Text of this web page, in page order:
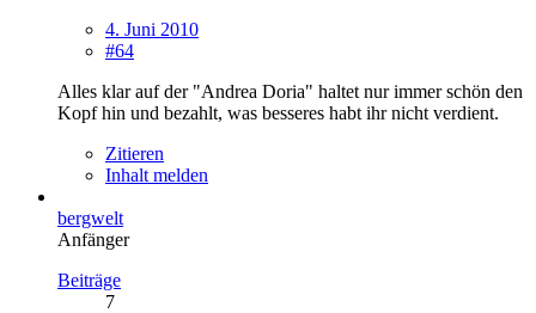
4. Juni 2010
#64
Alles klar auf der "Andrea Doria" haltet nur immer schön den
Kopf hin und bezahlt, was besseres habt ihr nicht verdient.
Zitieren
Inhalt melden
bergwelt
Anfänger
Beiträge
7